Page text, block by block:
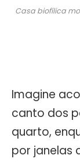
Casa biofílica
Imagine
canto dos
quarto,
por janelas